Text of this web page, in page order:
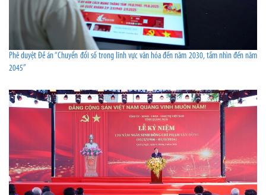
Phê duyệt Đề án “Chuyển đổi số trong lĩnh vực văn hóa đến năm 2030, tầm nhìn đến năm
2045”